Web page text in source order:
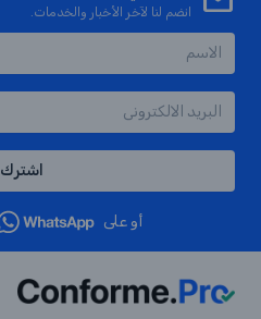
انضم لنا لآخر الأخبار والخدمات.
اشترك
أو على